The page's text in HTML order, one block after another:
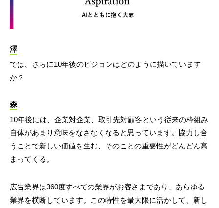
澤
では、さらに10年後のビジョンはどのように描いています
か？
森
10年後には、企業対企業、取引先対顧客という従来の枠組み
自体があまり意味をなさなくなると思っています。協力し合
うことで新しい価値を生む、そのことの重要性がどんどん高
まってくる。
広告業界は360度すべての業界がお客さまであり、あらゆる
業界を横断しています。この特性を最大限に活かして、新し